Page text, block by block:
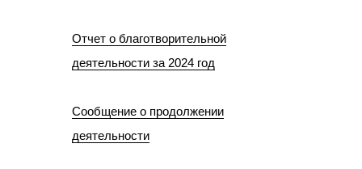
Отчет о благотворительной
деятельности за 2024 год
Сообщение о продолжении
деятельности